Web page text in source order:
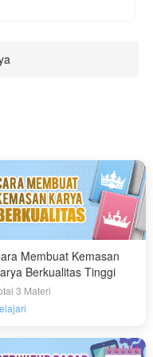
Membuat Kemasan
Berkualitas Tinggi
3 Materi